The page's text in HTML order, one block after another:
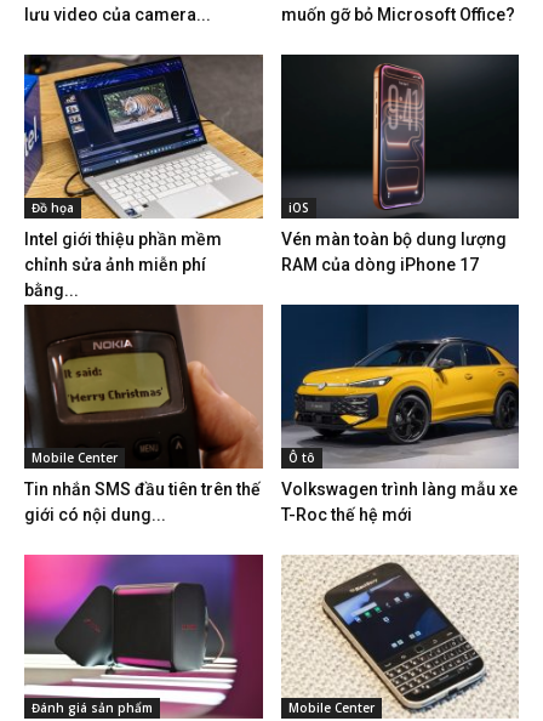
lưu video của camera...
muốn gỡ bỏ Microsoft Office?
Đồ họa
Intel giới thiệu phần mềm
chỉnh sửa ảnh miễn phí
bằng...
iOS
Vén màn toàn bộ dung lượng
RAM của dòng iPhone 17
Mobile Center
Tin nhắn SMS đầu tiên trên thế
giới có nội dung...
Ô tô
Volkswagen trình làng mẫu xe
T-Roc thế hệ mới
Đánh giá sản phẩm Mobile Center